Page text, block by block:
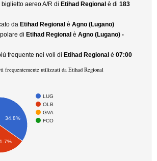
biglietto aereo A/R di Etihad Regional è di183
da Etihad Regional èAgno (Lugano)
di Etihad Regional èAgno (Lugano) -
frequente nei voli di Etihad Regional è07:00
frequentemente utilizzati da Etihad Regional
LUG
OLB
GVA
FCO
34.8%